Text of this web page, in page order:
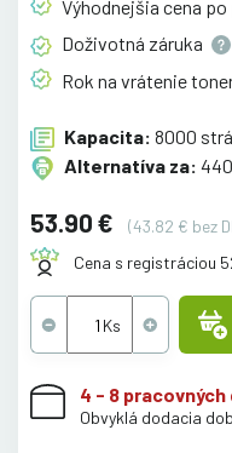
Výhodnejšia cena po
Doživotná záruka
Rok na vrátenie
Kapacita: 8000
Alternatíva za:
53.90 €
(43.82 € bez
Cena s registráciou
4 - 8 pracovných
Obvyklá dodacia